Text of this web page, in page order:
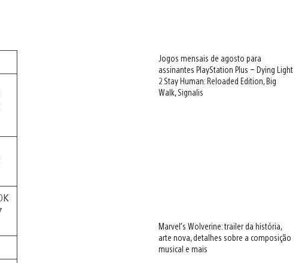
download
Jogos mensais de agosto para
assinantes PlayStation Plus – Dying Light
2 Stay Human: Reloaded Edition, Big
Walk, Signalis
Marvel’s Wolverine: trailer da história,
arte nova, detalhes sobre a composição
musical e mais